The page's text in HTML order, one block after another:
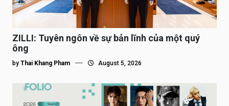
ZILLI: Tuyên ngôn về sự bản lĩnh của một quý
ông
by Thai Khang Pham August 5, 2026